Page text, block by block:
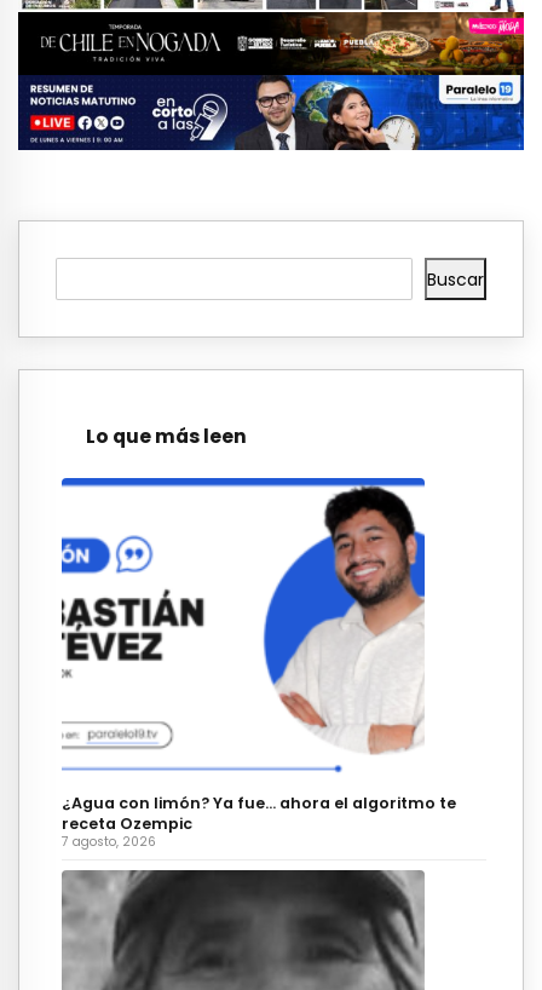
Buscar
Lo que más leen
¿Agua con limón? Ya fue… ahora el algoritmo te
receta Ozempic
7 agosto, 2026